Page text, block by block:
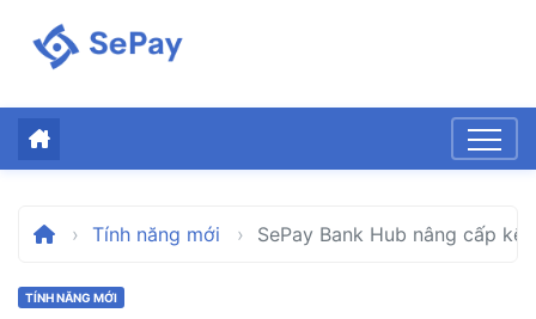
Tính năng mới SePay Bank Hub nâng cấp
TÍNH NĂNG MỚI